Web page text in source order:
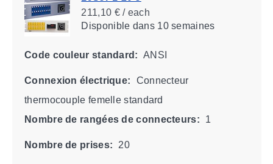
211,10 € / each
Disponibledans 10 semaines
Code couleur standard: ANSI
Connexion électrique:
Connecteur
thermocouple femelle standard
Nombre de rangées de connecteurs:
1
Nombre de prises: 20